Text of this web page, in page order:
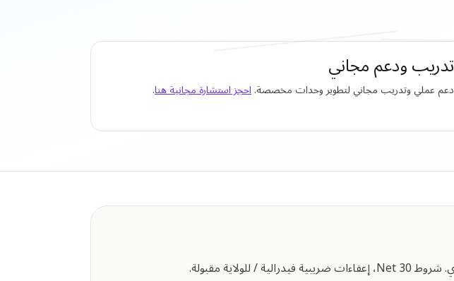
تدريب ودعم مجاني
دعم عملي وتدريب مجاني لتطوير وحدات مخصصة.احجز استشارة مجانية هنا.